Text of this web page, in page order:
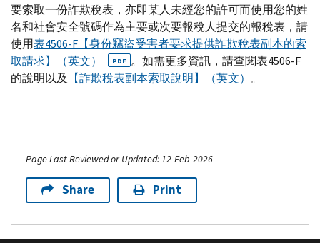
要索取一份詐欺稅表，亦即某人未經您的許可而使用您的姓
名和社會安全號碼作為主要或次要報稅人提交的報稅表，請
使用表4506-F 【身份竊盜受害者要求提供詐欺稅表副本的索
取請求】（英文）
PDF 。如需更多資訊，請查閱表4506-F
的說明以及
【詐欺稅表副本索取說明】（英文） 。
Page Last Reviewed or Updated: 12-Feb-2026
Share Print